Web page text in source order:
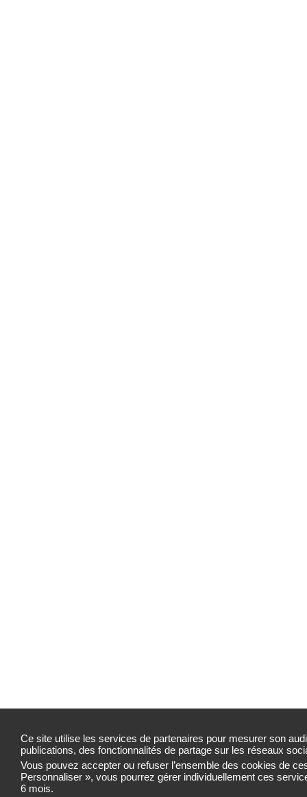
Ce site utilise les services de partenaires pour mesurer son
publications, des fonctionnalités de partage sur les réseaux
Vous pouvez accepter ou refuser l’ensemble des cookies de
Personnaliser », vous pourrez gérer individuellement ces
6 mois.